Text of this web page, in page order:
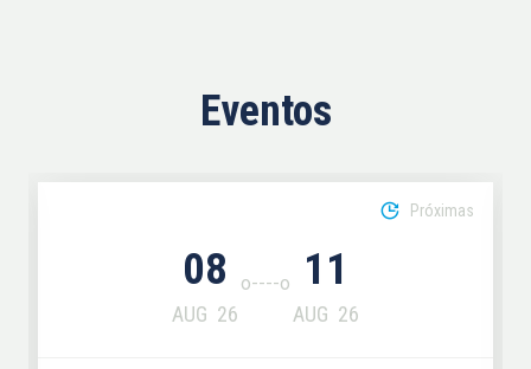
Eventos
08
AUG 26
11
AUG 26
Próximas